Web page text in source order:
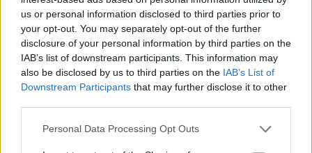
us or personal information disclosed to third parties prior to
your opt-out. You may separately opt-out of the further
disclosure of your personal information by third parties on the
IAB’s list of downstream participants. This information may
also be disclosed by us to third parties on the IAB’s List of
Downstream Participants that may further disclose it to other
Please note that this website/app uses one or more Google
Personal Data Processing Opt Outs